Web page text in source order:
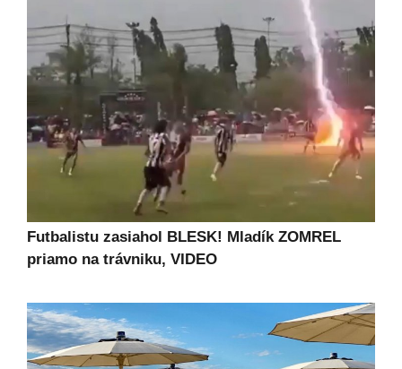
Futbalistu zasiahol BLESK! Mladík ZOMREL
priamo na trávniku, VIDEO